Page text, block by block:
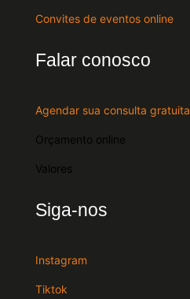
Convites de eventos online
Falar conosco
Agendar sua consulta gratuita
Orçamento online
Valores
Siga-nos
Instagram
Tiktok